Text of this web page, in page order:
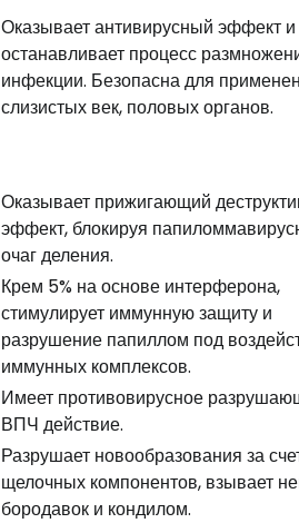
Оказывает антивирусный эффект и
останавливает процесс
инфекции. Безопасна для
слизистых век, половых органов.
Оказывает прижигающий
эффект, блокируя
очаг деления.
Крем 5% на основе интерферона,
стимулирует иммунную защиту и
разрушение папиллом под
иммунных комплексов.
Имеет противовирусное
ВПЧ действие.
Разрушает новообразования за
щелочных компонентов, взывает
бородавок и кондилом.